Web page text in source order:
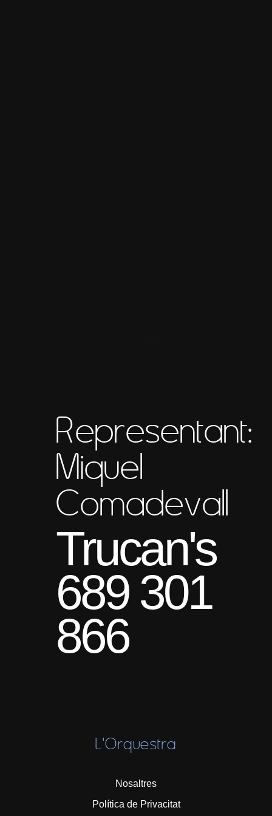
Representant:
Miquel
Comadevall
Trucan's
689 301
866
L'Orquestra
Nosaltres
Política de Privacitat